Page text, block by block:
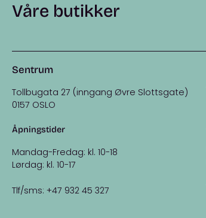
Våre butikker
Sentrum
Tollbugata 27 (inngang Øvre Slottsgate)
0157 OSLO
Åpningstider
Mandag-Fredag: kl. 10-18
Lørdag: kl. 10-17
Tlf/sms: +47 932 45 327